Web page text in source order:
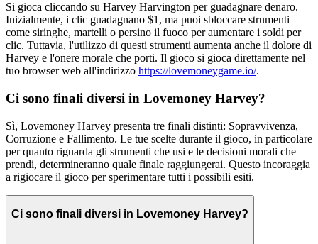
Si gioca cliccando su Harvey Harvington per guadagnare denaro.
Inizialmente, i clic guadagnano $1, ma puoi sbloccare strumenti
come siringhe, martelli o persino il fuoco per aumentare i soldi per
clic. Tuttavia, l'utilizzo di questi strumenti aumenta anche il dolore di
Harvey e l'onere morale che porti. Il gioco si gioca direttamente nel
tuo browser web all'indirizzo https://lovemoneygame.io/.
Ci sono finali diversi in Lovemoney Harvey?
Sì, Lovemoney Harvey presenta tre finali distinti: Sopravvivenza,
Corruzione e Fallimento. Le tue scelte durante il gioco, in particolare
per quanto riguarda gli strumenti che usi e le decisioni morali che
prendi, determineranno quale finale raggiungerai. Questo incoraggia
a rigiocare il gioco per sperimentare tutti i possibili esiti.
Ci sono finali diversi in Lovemoney Harvey?